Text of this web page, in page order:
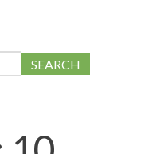
SEARCH